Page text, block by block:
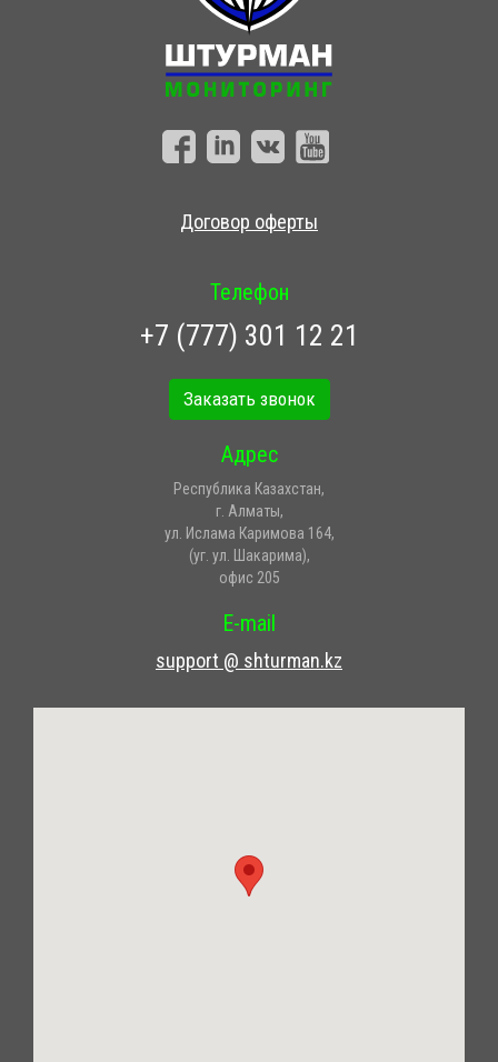
Договор оферты
Телефон
+7 (777) 301 12 21
Заказать звонок
Адрес
Республика Казахстан,
г. Алматы,
ул. Ислама Каримова 164,
(уг. ул. Шакарима),
офис 205
E-mail
support @ shturman.kz